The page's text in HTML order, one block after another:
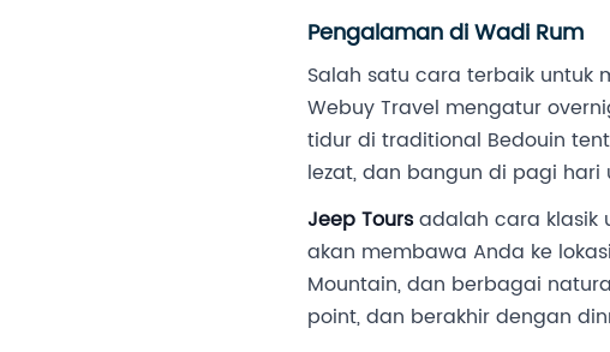
Pengalaman di Wadi Rum
Salah satu cara terbaik untuk
Webuy Travel mengatur
tidur di traditional Bedouin
lezat, dan bangun di pagi hari
Jeep Toursadalah cara klasik
akan membawa Anda ke
Mountain, dan berbagai
point, dan berakhir dengan